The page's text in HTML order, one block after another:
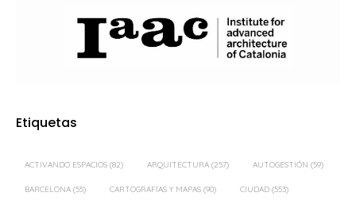
Etiquetas
ACTIVANDO ESPACIOS (82) ARQUITECTURA (257) AUTOGESTIÓN (59)
BARCELONA (55) CARTOGRAFÍAS Y MAPAS (90) CIUDAD (553)